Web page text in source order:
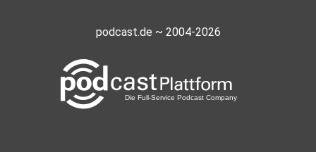
podcast.de ~ 2004-2026